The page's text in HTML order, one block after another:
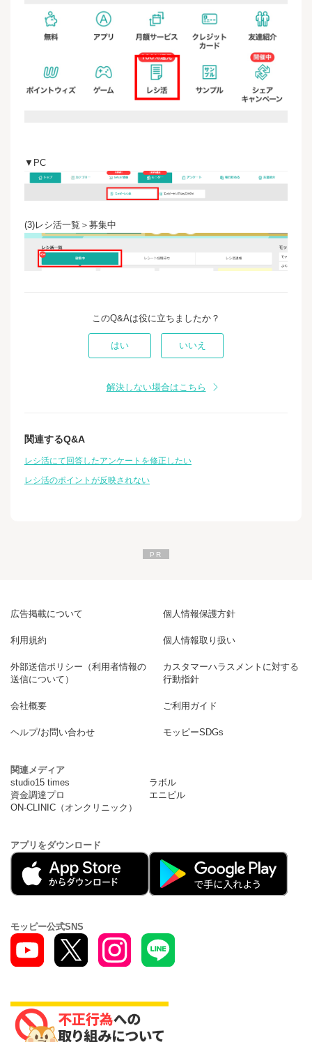
▼PC
(3)レシ活一覧＞募集中
このQ&Aは役に立ちましたか？
はい いいえ
解決しない場合はこちら
関連するQ&A
レシ活にて回答したアンケートを修正したい
レシ活のポイントが反映されない
広告掲載について 個人情報保護方針
利用規約 個人情報取り扱い
外部送信ポリシー（利用者情報の
送信について）
カスタマーハラスメントに対する
行動指針
会社概要 ご利用ガイド
ヘルプ/お問い合わせ モッピーSDGs
関連メディア
studio15 times
ラボル
資金調達プロ
エニピル
ON-CLINIC（オンクリニック）
アプリをダウンロード
モッピー公式SNS